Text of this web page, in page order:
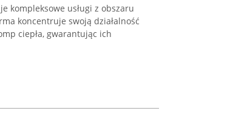
kompleksowe usługi z obszaru
koncentruje swoją działalność
ciepła, gwarantując ich